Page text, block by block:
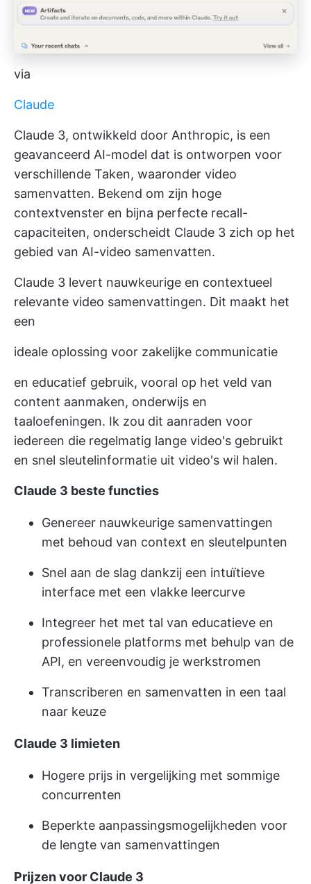
via
Claude
Claude 3, ontwikkeld door Anthropic, is een
geavanceerd AI-model dat is ontworpen voor
verschillende Taken, waaronder video
samenvatten. Bekend om zijn hoge
contextvenster en bijna perfecte recall-
capaciteiten, onderscheidt Claude 3 zich op het
gebied van AI-video samenvatten.
Claude 3 levert nauwkeurige en contextueel
relevante video samenvattingen. Dit maakt het
een
ideale oplossing voor zakelijke communicatie
en educatief gebruik, vooral op het veld van
content aanmaken, onderwijs en
taaloefeningen. Ik zou dit aanraden voor
iedereen die regelmatig lange video's gebruikt
en snel sleutelinformatie uit video's wil halen.
Claude 3 beste functies
Genereer nauwkeurige samenvattingen
met behoud van context en sleutelpunten
Snel aan de slag dankzij een intuïtieve
interface met een vlakke leercurve
Integreer het met tal van educatieve en
professionele platforms met behulp van de
API, en vereenvoudig je werkstromen
Transcriberen en samenvatten in een taal
naar keuze
Claude 3 limieten
Hogere prijs in vergelijking met sommige
concurrenten
Beperkte aanpassingsmogelijkheden voor
de lengte van samenvattingen
Prijzen voor Claude 3